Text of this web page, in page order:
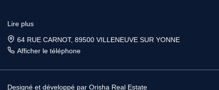
Lire plus
64 RUE CARNOT, 89500 VILLENEUVE SUR YONNE
Afficher le téléphone
Designé et développé par Orisha Real Estate